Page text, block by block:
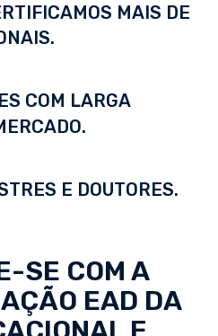
MAIS DE
COM LARGA
E DOUTORES.
SE COM A
EAD DA